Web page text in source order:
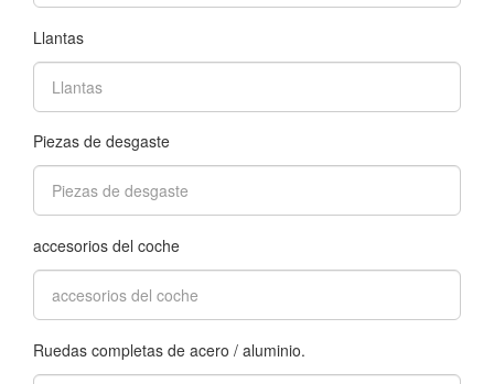
Llantas
Piezas de desgaste
accesorios del coche
Ruedas completas de acero / aluminio.